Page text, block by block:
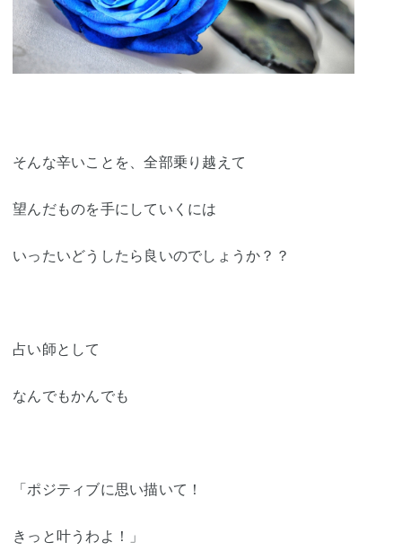
そんな辛いことを、全部乗り越えて
望んだものを手にしていくには
いったいどうしたら良いのでしょうか？？
占い師として
なんでもかんでも
「ポジティブに思い描いて！
きっと叶うわよ！」